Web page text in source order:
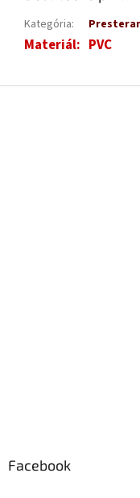
Kategória:
Materiál: PVC
Facebook